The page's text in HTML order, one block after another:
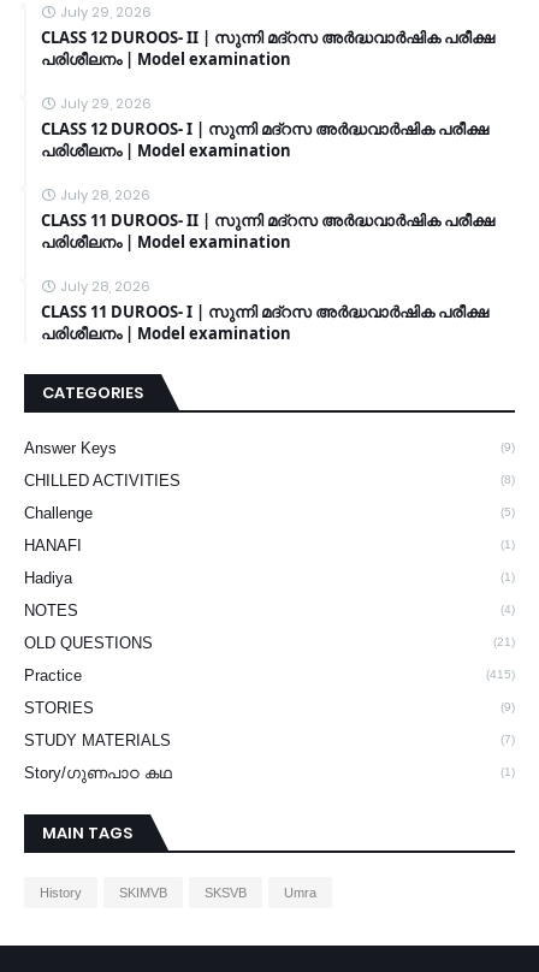
July 29, 2026
CLASS 12 DUROOS- II | സുന്നി മദ്റസ അർദ്ധവാർഷിക പരീക്ഷ
പരിശീലനം | Model examination
July 29, 2026
CLASS 12 DUROOS- I | സുന്നി മദ്റസ അർദ്ധവാർഷിക പരീക്ഷ
പരിശീലനം | Model examination
July 28, 2026
CLASS 11 DUROOS- II | സുന്നി മദ്റസ അർദ്ധവാർഷിക പരീക്ഷ
പരിശീലനം | Model examination
July 28, 2026
CLASS 11 DUROOS- I | സുന്നി മദ്റസ അർദ്ധവാർഷിക പരീക്ഷ
പരിശീലനം | Model examination
CATEGORIES
Answer Keys (9)
CHILLED ACTIVITIES (8)
Challenge (5)
HANAFI (1)
Hadiya (1)
NOTES (4)
OLD QUESTIONS (21)
Practice (415)
STORIES (9)
STUDY MATERIALS (7)
Story/ഗുണപാഠ കഥ (1)
MAIN TAGS
History SKIMVB SKSVB Umra